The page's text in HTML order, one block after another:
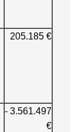
205.185 €
- 3.561.497
€